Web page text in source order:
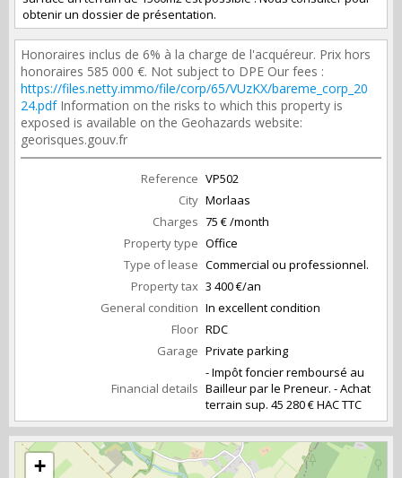
obtenir un dossier de présentation.
Honoraires inclus de 6% à la charge de l'acquéreur. Prix hors
honoraires 585 000 €. Not subject to DPE Our fees :
https://files.netty.immo/file/corp/65/VUzKX/bareme_corp_20
24.pdfInformation on the risks to which this property is
exposed is available on the Geohazards website:
georisques.gouv.fr
Reference VP502
City Morlaas
Charges 75 € /month
Property type Office
Type of lease Commercial ou professionnel.
Property tax 3 400 €/an
General condition In excellent condition
Floor RDC
Garage Private parking
Financial details
- Impôt foncier remboursé au
Bailleur par le Preneur. - Achat
terrain sup. 45 280 € HAC TTC
+